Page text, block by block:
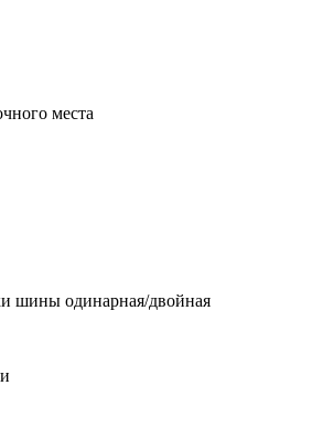
места
шины одинарная/двойная